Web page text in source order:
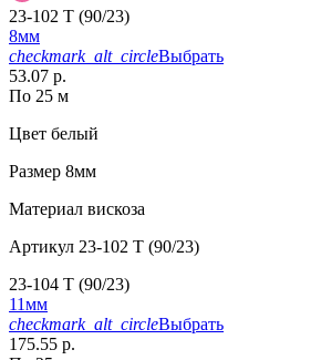
23-102 T (90/23)
8мм
checkmark_alt_circleВыбрать
53.07 р.
По 25 м
Цвет белый
Размер 8мм
Материал вискоза
Артикул 23-102 T (90/23)
23-104 T (90/23)
11мм
checkmark_alt_circleВыбрать
175.55 р.